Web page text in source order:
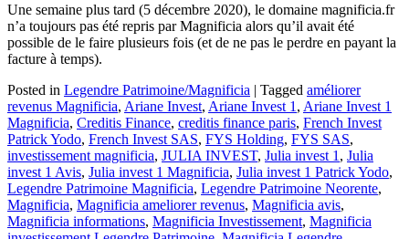
Une semaine plus tard (5 décembre 2020), le domaine magnificia.fr
n’a toujours pas été repris par Magnificia alors qu’il avait été
possible de le faire plusieurs fois (et de ne pas le perdre en payant la
facture à temps).
Posted in Legendre Patrimoine/Magnificia | Tagged améliorer
revenus Magnificia, Ariane Invest, Ariane Invest 1 , Ariane Invest 1
Magnificia, Creditis Finance, creditis finance paris, French Invest
Patrick Yodo, French Invest SAS, FYS Holding, FYS SAS,
investissement magnificia, JULIA INVEST, Julia invest 1 , Julia
invest 1 Avis, Julia invest 1 Magnificia, Julia invest 1 Patrick Yodo,
Legendre Patrimoine Magnificia, Legendre Patrimoine Neorente,
Magnificia, Magnificia ameliorer revenus, Magnificia avis,
Magnificia informations, Magnificia Investissement, Magnificia